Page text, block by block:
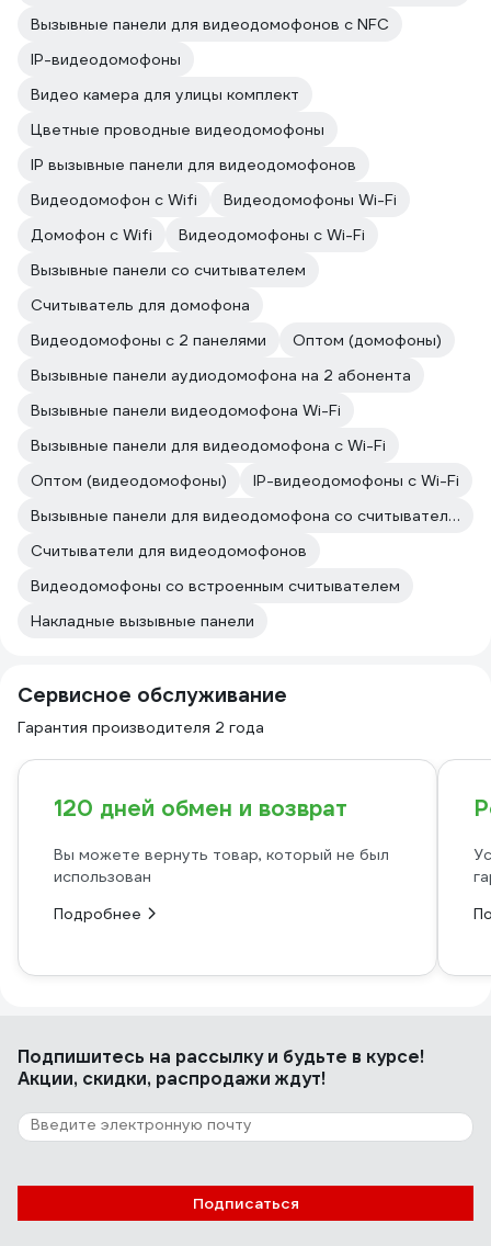
Вызывные панели для видеодомофонов с NFC
IP-видеодомофоны
Видео камера для улицы комплект
Цветные проводные видеодомофоны
IP вызывные панели для видеодомофонов
Видеодомофон с Wifi
Видеодомофоны Wi-Fi
Домофон с Wifi
Видеодомофоны с Wi-Fi
Вызывные панели со считывателем
Считыватель для домофона
Видеодомофоны с 2 панелями
Оптом (домофоны)
Вызывные панели аудиодомофона на 2 абонента
Вызывные панели видеодомофона Wi-Fi
Вызывные панели для видеодомофона с Wi-Fi
Оптом (видеодомофоны)
IP-видеодомофоны с Wi-Fi
Вызывные панели для видеодомофона со считывателем
Считыватели для видеодомофонов
Видеодомофоны со встроенным считывателем
Накладные вызывные панели
Сервисное обслуживание
Гарантия производителя 2 года
120 дней обмен и возврат
Вы можете вернуть товар, который не был
использован
Подробнее
Подпишитесь на рассылкуи будьте в курсе!
Акции, скидки, распродажи ждут!
Подписаться